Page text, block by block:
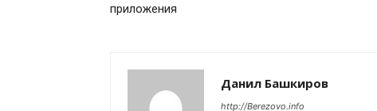
приложения
Данил Башкиров
http://Berezovo.info